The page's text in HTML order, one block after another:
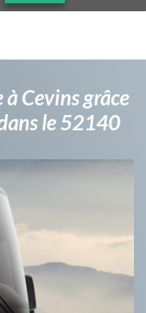
Cevins grâce
le 52140